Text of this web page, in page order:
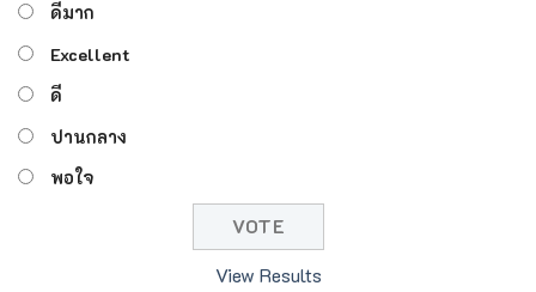
ดีมาก
Excellent
ดี
ปานกลาง
พอใจ
View Results